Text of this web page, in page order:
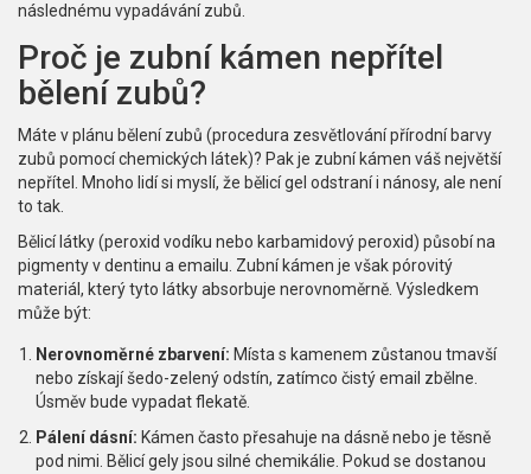
následnému vypadávání zubů.
Proč je zubní kámen nepřítel
bělení zubů?
Máte v plánu bělení zubů (procedura zesvětlování přírodní barvy
zubů pomocí chemických látek)? Pak je zubní kámen váš největší
nepřítel. Mnoho lidí si myslí, že bělicí gel odstraní i nánosy, ale není
to tak.
Bělicí látky (peroxid vodíku nebo karbamidový peroxid) působí na
pigmenty v dentinu a emailu. Zubní kámen je však pórovitý
materiál, který tyto látky absorbuje nerovnoměrně. Výsledkem
může být:
Nerovnoměrné zbarvení: Místa s kamenem zůstanou tmavší
nebo získají šedo-zelený odstín, zatímco čistý email zbělne.
Úsměv bude vypadat flekatě.
Pálení dásní: Kámen často přesahuje na dásně nebo je těsně
pod nimi. Bělicí gely jsou silné chemikálie. Pokud se dostanou